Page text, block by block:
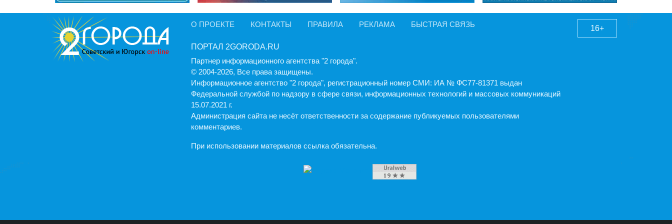
О ПРОЕКТЕ КОНТАКТЫ ПРАВИЛА РЕКЛАМА БЫСТРАЯ СВЯЗЬ
ПОРТАЛ 2GORODA.RU
Партнер информационного агентства "2 города".
© 2004-2026, Все права защищены.
Информационное агентство "2 города", регистрационный номер СМИ: ИА № ФС77-81371 выдан
Федеральной службой по надзору в сфере связи, информационных технологий и массовых коммуникаций
15.07.2021 г.
Администрация cайта не несёт ответственности за содержание публикуемых пользователями
комментариев.
При использовании материалов ссылка обязательна.
16+